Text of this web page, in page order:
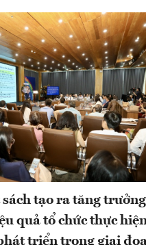
tạo ra tăng
quả tổ chức thực
triển trong giai